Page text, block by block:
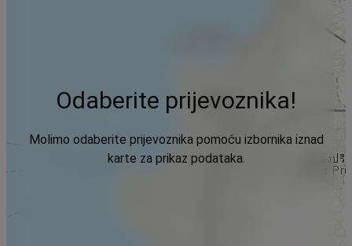
Odaberite prijevoznika!
Molimo odaberite prijevoznika pomoću izbornika iznad
karte za prikaz podataka.